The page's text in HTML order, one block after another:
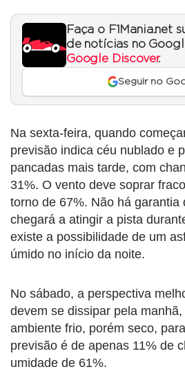
Faça o F1Mania.net
de notícias no
Google Discover.
Seguir no
Na sexta-feira, quando
previsão indica céu nublado e
pancadas mais tarde, com
31%. O vento deve soprar
torno de 67%. Não há garantia
chegará a atingir a pista
existe a possibilidade de um
úmido no início da noite.
No sábado, a perspectiva
devem se dissipar pela
ambiente frio, porém seco,
previsão é de apenas 11% de
umidade de 61%.